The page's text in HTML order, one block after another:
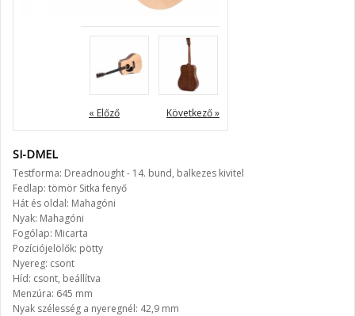
« Előző Következő »
SI-DMEL
Testforma: Dreadnought - 14. bund, balkezes kivitel
Fedlap: tömör Sitka fenyő
Hát és oldal: Mahagóni
Nyak: Mahagóni
Fogólap: Micarta
Pozíciójelölők: pötty
Nyereg: csont
Híd: csont, beállítva
Menzúra: 645 mm
Nyak szélesség a nyeregnél: 42,9 mm